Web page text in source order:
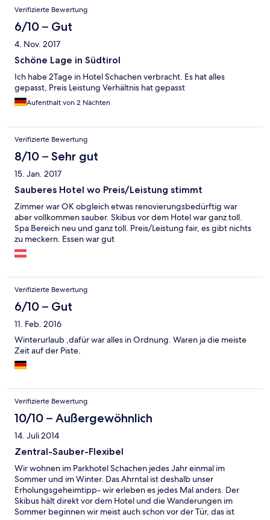
Verifizierte Bewertung
6/10 – Gut
4. Nov. 2017
Schöne Lage in Südtirol
Ich habe 2Tage in Hotel Schachen verbracht. Es hat alles
gepasst, Preis Leistung Verhältnis hat gepasst
Aufenthalt von 2 Nächten
Verifizierte Bewertung
8/10 – Sehr gut
15. Jan. 2017
Sauberes Hotel wo Preis/Leistung stimmt
Zimmer war OK obgleich etwas renovierungsbedürftig war
aber vollkommen sauber. Skibus vor dem Hotel war ganz toll.
Spa Bereich neu und ganz toll. Preis/Leistung fair, es gibt nichts
zu meckern. Essen war gut
Verifizierte Bewertung
6/10 – Gut
11. Feb. 2016
Winterurlaub ,dafür war alles in Ordnung. Waren ja die meiste
Zeit auf der Piste.
Verifizierte Bewertung
10/10 – Außergewöhnlich
14. Juli 2014
Zentral-Sauber-Flexibel
Wir wohnen im Parkhotel Schachen jedes Jahr einmal im
Sommer und im Winter. Das Ahrntal ist deshalb unser
Erholungsgeheimtipp- wir erleben es jedes Mal anders. Der
Skibus hält direkt vor dem Hotel und die Wanderungen im
Sommer beginnen wir meist auch schon vor der Tür, das ist